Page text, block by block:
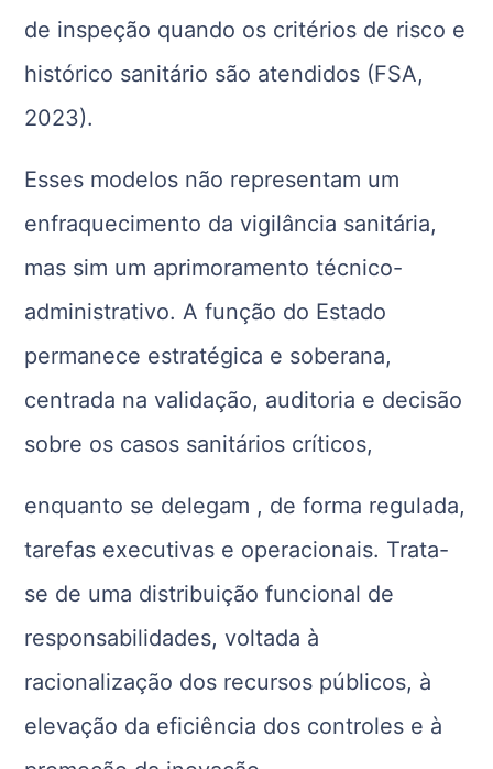
de inspeção quando os critérios de risco e
histórico sanitário são atendidos (FSA,
2023).
Esses modelos não representam um
enfraquecimento da vigilância sanitária,
mas sim um aprimoramento técnico-
administrativo. A função do Estado
permanece estratégica e soberana,
centrada na validação, auditoria e decisão
sobre os casos sanitários críticos,
enquanto se delegam , de forma regulada,
tarefas executivas e operacionais. Trata-
se de uma distribuição funcional de
responsabilidades, voltada à
racionalização dos recursos públicos, à
elevação da eficiência dos controles e à